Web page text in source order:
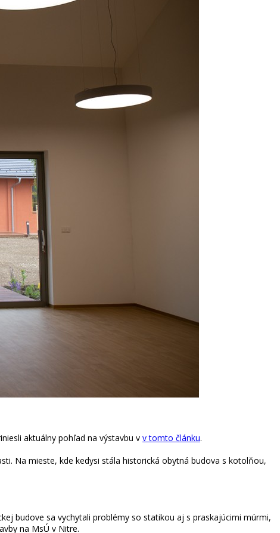
aktuálny pohľad na výstavbu v v tomto článku.
Na mieste, kde kedysi stála historická obytná budova s kotolňou,
budove sa vychytali problémy so statikou aj s praskajúcimi múrmi,
na MsÚ v Nitre.